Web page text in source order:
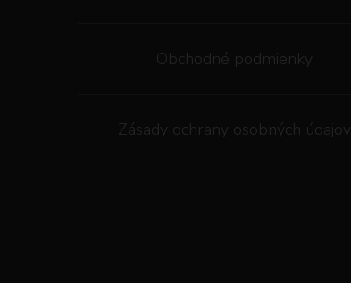
Obchodné podmienky
Zásady ochrany osobných údajov